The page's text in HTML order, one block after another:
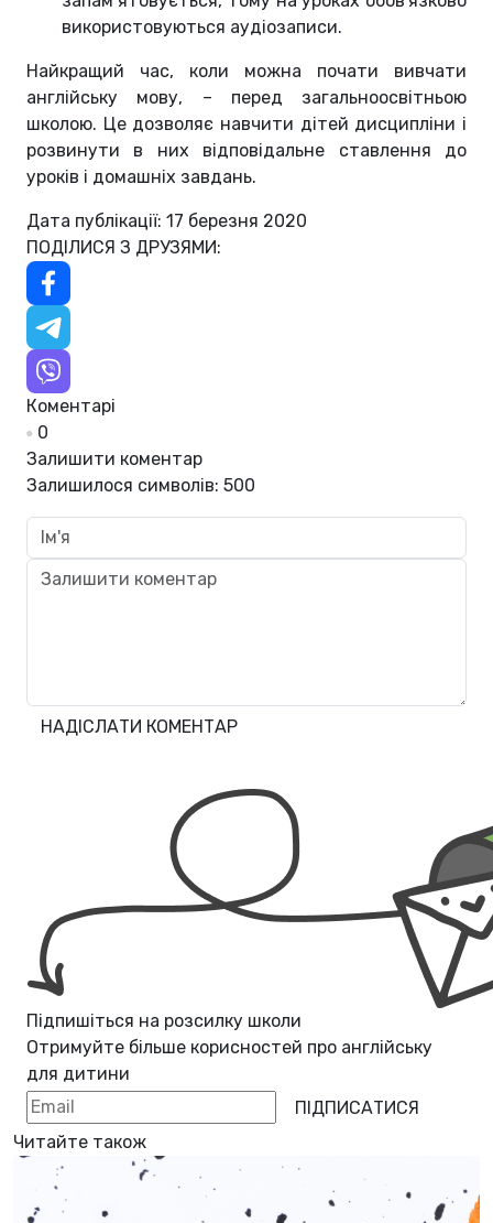
використовуються аудіозаписи.
Найкращий час, коли можна почати вивчати
англійську мову, – перед загальноосвітньою
школою. Це дозволяє навчити дітей дисципліни і
розвинути в них відповідальне ставлення до
уроків і домашніх завдань.
Дата публікації: 17 березня 2020
ПОДІЛИСЯ З ДРУЗЯМИ:
Коментарі
0
Залишити коментар
Залишилося символів: 500
НАДІСЛАТИ КОМЕНТАР
Підпишіться на розсилку школи
Отримуйте більше корисностей про англійську
для дитини
ПІДПИСАТИСЯ
Читайте також